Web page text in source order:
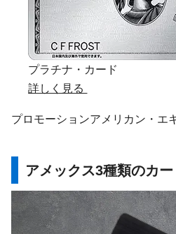
プラチナ・カード
詳しく見る
プロモーションアメリカン・エ
アメックス3種類のカ